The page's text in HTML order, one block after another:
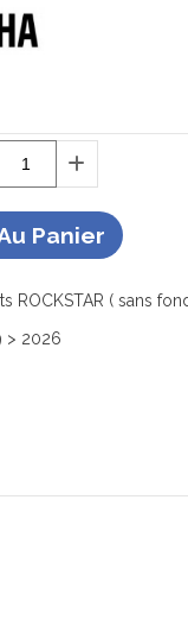
Panier
ROCKSTAR ( sans
> 2026